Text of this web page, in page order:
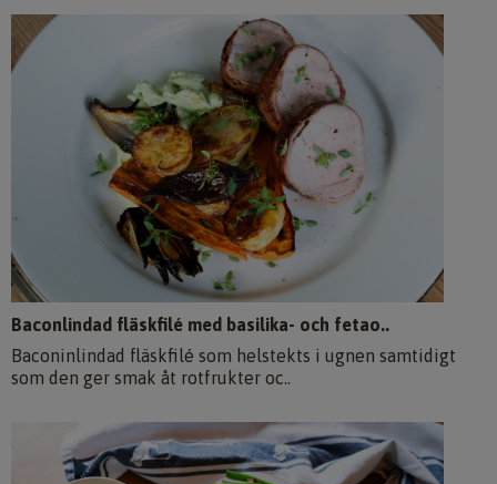
Baconlindad fläskfilé med basilika- och fetao..
Baconinlindad fläskfilé som helstekts i ugnen samtidigt
som den ger smak åt rotfrukter oc..